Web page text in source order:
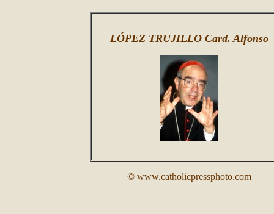
LÓPEZ TRUJILLO Card. Alfonso
© www.catholicpressphoto.com